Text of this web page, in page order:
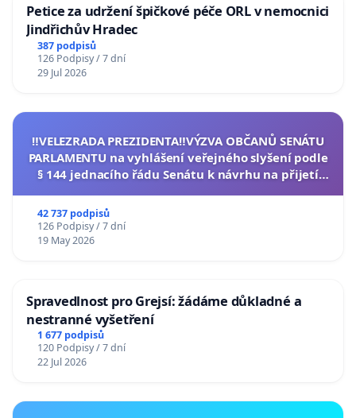
Petice za udržení špičkové péče ORL v nemocnici
Jindřichův Hradec
387 podpisů
126 Podpisy / 7 dní
29 Jul 2026
‼️VELEZRADA PREZIDENTA‼️VÝZVA OBČANŮ SENÁTU
PARLAMENTU na vyhlášení veřejného slyšení podle
§ 144 jednacího řádu Senátu k návrhu na přijetí
42 737 podpisů
126 Podpisy / 7 dní
19 May 2026
Spravedlnost pro Grejsí: žádáme důkladné a
nestranné vyšetření
1 677 podpisů
120 Podpisy / 7 dní
22 Jul 2026